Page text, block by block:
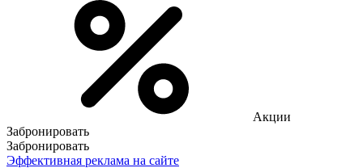
Акции
Забронировать
Забронировать
Эффективная реклама на сайте